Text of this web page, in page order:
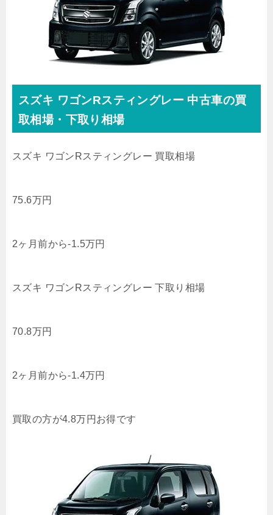
スズキ ワゴンRスティングレー 中古車の買
取相場・下取り相場
スズキ ワゴンRスティングレー 買取相場
75.6万円
2ヶ月前から-1.5万円
スズキ ワゴンRスティングレー 下取り相場
70.8万円
2ヶ月前から-1.4万円
買取の方が4.8万円 お得です